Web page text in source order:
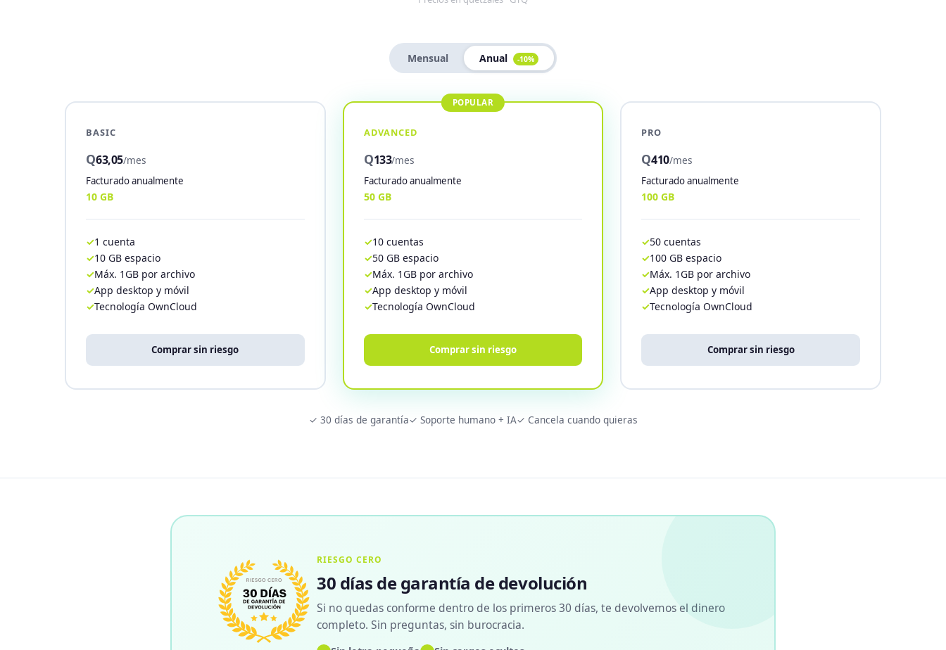
Mensual Anual -10%
BASIC
Q63,05/mes
Facturado anualmente
10 GB
1 cuenta
10 GB espacio
Máx. 1GB por archivo
App desktop y móvil
Tecnología OwnCloud
Comprar sin riesgo
ADVANCED
Q133/mes
Facturado anualmente
50 GB
10 cuentas
50 GB espacio
Máx. 1GB por archivo
App desktop y móvil
Tecnología OwnCloud
Comprar sin riesgo
PRO
Q410/mes
Facturado anualmente
100 GB
50 cuentas
100 GB espacio
Máx. 1GB por archivo
App desktop y móvil
Tecnología OwnCloud
Comprar sin riesgo
✓ 30 días de garantía✓ Soporte humano + IA✓ Cancela cuando quieras
RIESGO CERO
30 días de garantía de devolución
Si no quedas conforme dentro de los primeros 30 días, te devolvemos el dinero
completo. Sin preguntas, sin burocracia.